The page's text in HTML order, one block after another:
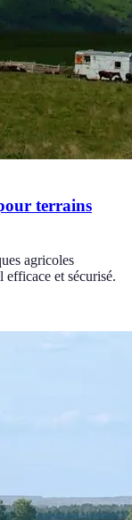
terrains
agricoles
efficace et sécurisé.